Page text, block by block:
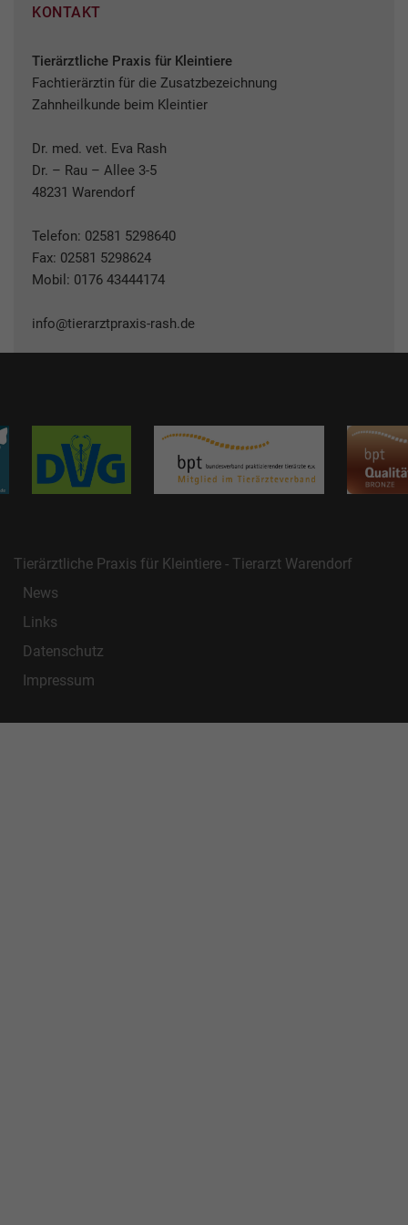
KONTAKT
Tierärztliche Praxis für Kleintiere
Fachtierärztin für die Zusatzbezeichnung
Zahnheilkunde beim Kleintier
Dr. med. vet. Eva Rash
Dr. – Rau – Allee 3-5
48231 Warendorf
Telefon: 02581 5298640
Fax: 02581 5298624
Mobil: 0176 43444174
info@tierarztpraxis-rash.de
Tierärztliche Praxis für Kleintiere - Tierarzt Warendorf
News
Links
Datenschutz
Impressum